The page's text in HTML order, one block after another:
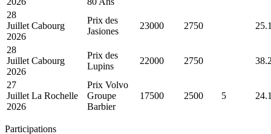
28
Juillet
2026
Cabourg
Prix des
Jasiones
23000 2750
28
Juillet
2026
Cabourg
Prix des
Lupins
22000 2750
27
Juillet
2026
La Rochelle
Prix Volvo
Groupe
Barbier
17500 2500 5
Participations